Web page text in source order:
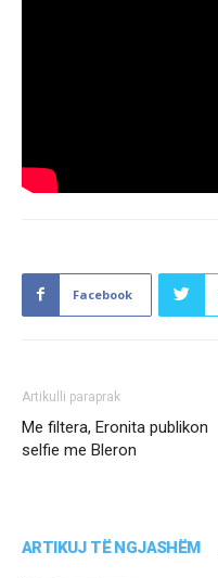
Facebook
Artikulli paraprak
Me filtera, Eronita publikon
selfie me Bleron
ARTIKUJ TË NGJASHËM